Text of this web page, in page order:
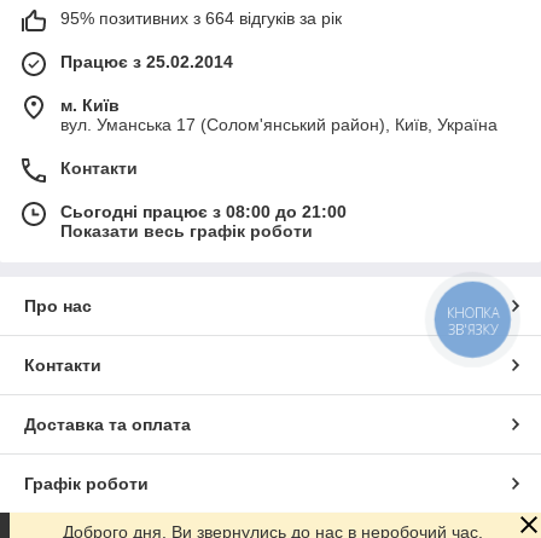
95% позитивних з 664 відгуків за рік
Працює з 25.02.2014
м. Київ
вул. Уманська 17 (Солом'янський район), Київ, Україна
Контакти
Сьогодні працює з 08:00 до 21:00
Показати весь графік роботи
Про нас
Контакти
Доставка та оплата
Графік роботи
Доброго дня. Ви звернулись до нас в неробочий час.
КНОПКА
ЗВ'ЯЗКУ